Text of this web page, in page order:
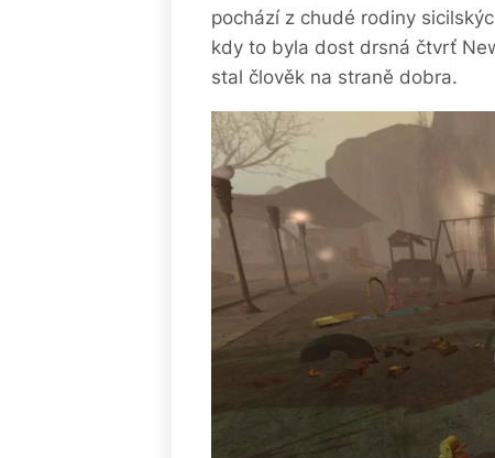
pochází z chudé rodiny
kdy to byla dost drsná čtvrť
stal člověk na straně dobra.